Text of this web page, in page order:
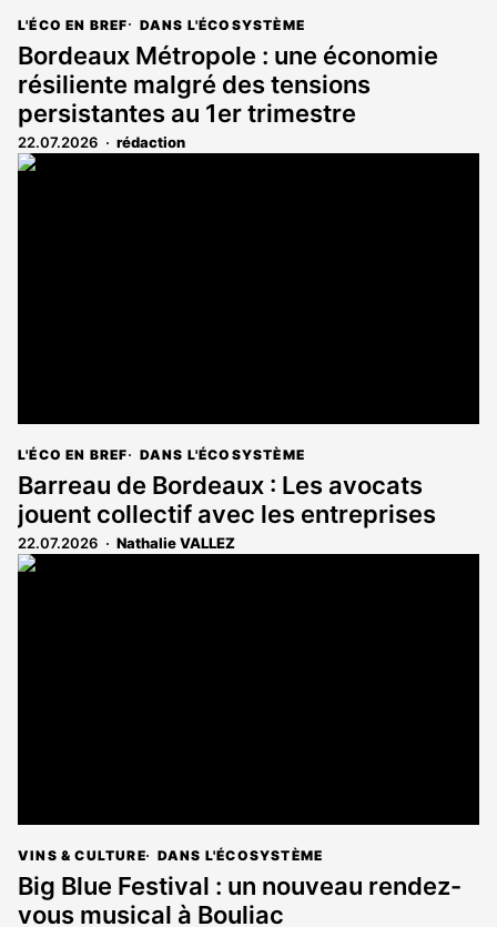
L'ÉCO EN BREF DANS L'ÉCOSYSTÈME
Bordeaux Métropole : une économie
résiliente malgré des tensions
persistantes au 1er trimestre
22.07.2026 rédaction
L'ÉCO EN BREF DANS L'ÉCOSYSTÈME
Barreau de Bordeaux : Les avocats
jouent collectif avec les entreprises
22.07.2026 Nathalie VALLEZ
VINS & CULTURE DANS L'ÉCOSYSTÈME
Big Blue Festival : un nouveau rendez-
vous musical à Bouliac